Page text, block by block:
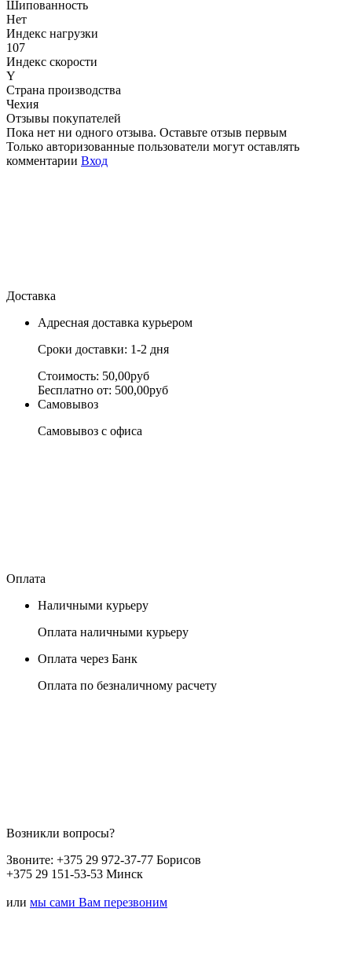
Шипованность
Нет
Индекс нагрузки
107
Индекс скорости
Y
Страна производства
Чехия
Отзывы покупателей
Пока нет ни одного отзыва. Оставьте отзыв первым
Только авторизованные пользователи могут оставлять
комментарии Вход
Доставка
Адресная доставка курьером
Сроки доставки: 1-2 дня
Стоимость: 50,00руб
Бесплатно от: 500,00руб
Самовывоз
Самовывоз с офиса
Оплата
Наличными курьеру
Оплата наличными курьеру
Оплата через Банк
Оплата по безналичному расчету
Возникли вопросы?
Звоните: +375 29 972-37-77 Борисов
+375 29 151-53-53 Минск
или мы сами Вам перезвоним